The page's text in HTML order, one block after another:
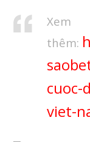
Xem
thêm:
cuoc-
viet-